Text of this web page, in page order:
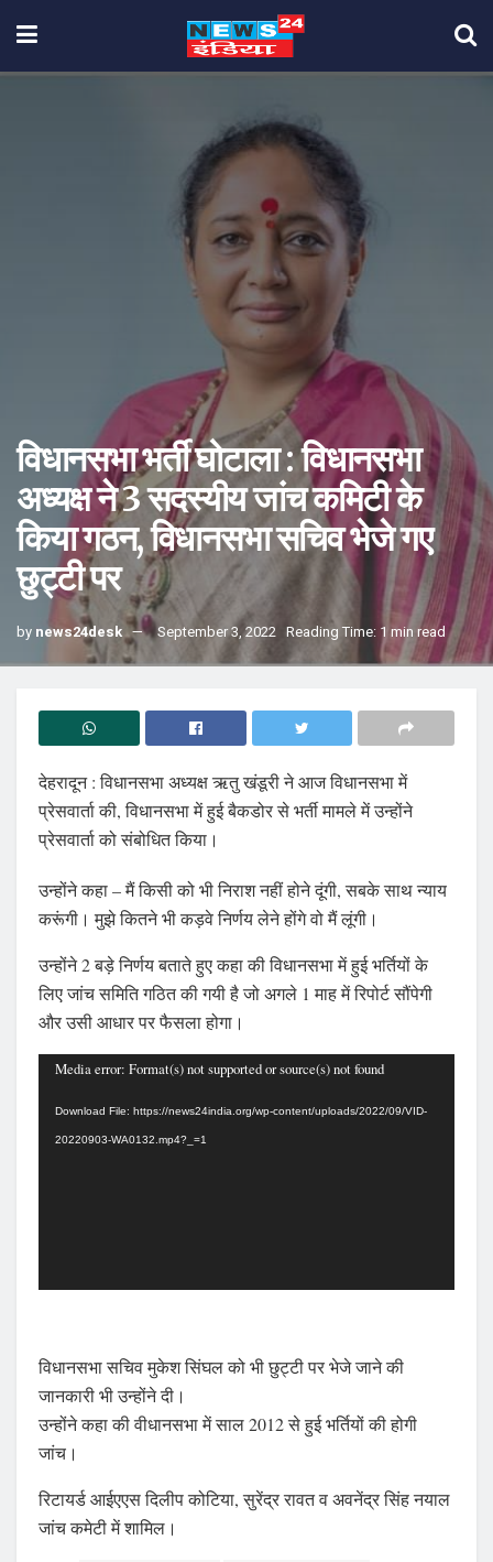
विधानसभा भर्ती घोटाला : विधानसभा
अध्यक्ष ने 3 सदस्यीय जांच कमिटी के
किया गठन, विधानसभा सचिव भेजे गए
छुट्टी पर
by news24desk September 3, 2022 Reading Time: 1 min read
देहरादून : विधानसभा अध्यक्ष ऋतु खंडूरी ने आज विधानसभा में
प्रेसवार्ता की, विधानसभा में हुई बैकडोर से भर्ती मामले में उन्होंने
प्रेसवार्ता को संबोधित किया।
उन्होंने कहा – मैं किसी को भी निराश नहीं होने दूंगी, सबके साथ न्याय
करूंगी। मुझे कितने भी कड़वे निर्णय लेने होंगे वो मैं लूंगी।
उन्होंने 2 बड़े निर्णय बताते हुए कहा की विधानसभा में हुई भर्तियों के
लिए जांच समिति गठित की गयी है जो अगले 1 माह में रिपोर्ट सौंपेगी
और उसी आधार पर फैसला होगा।
Video
Media error: Format(s) not supported or source(s) not found
Download File: https://news24india.org/wp-content/uploads/2022/09/VID-
20220903-WA0132.mp4?_=1
विधानसभा सचिव मुकेश सिंघल को भी छुट्टी पर भेजे जाने की
जानकारी भी उन्होंने दी।
उन्होंने कहा की वीधानसभा में साल 2012 से हुई भर्तियों की होगी
जांच।
रिटायर्ड आईएएस दिलीप कोटिया, सुरेंद्र रावत व अवनेंद्र सिंह नयाल
जांच कमेटी में शामिल।